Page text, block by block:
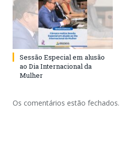
Sessão Especial em alusão
ao Dia Internacional da
Mulher
Os comentários estão fechados.